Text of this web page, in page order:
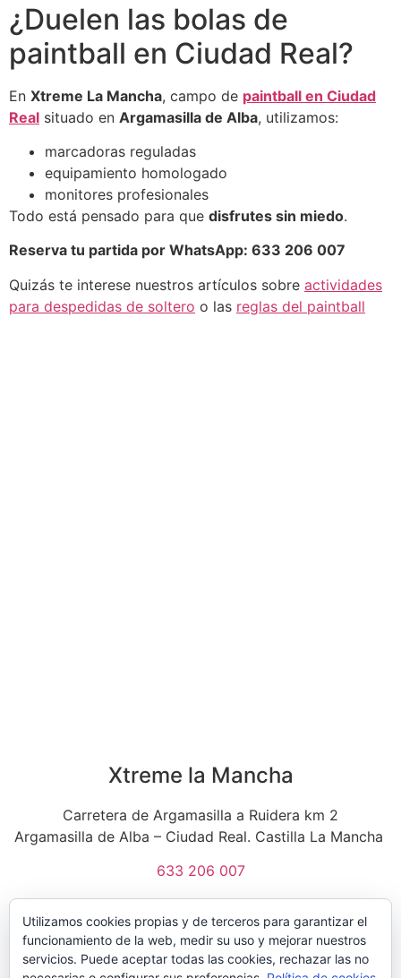
¿Duelen las bolas de
paintball en Ciudad Real?
En Xtreme La Mancha, campo de paintball en Ciudad
Real situado en Argamasilla de Alba, utilizamos:
marcadoras reguladas
equipamiento homologado
monitores profesionales
Todo está pensado para que disfrutes sin miedo.
Reserva tu partida por WhatsApp: 633 206 007
Quizás te interese nuestros artículos sobre actividades
para despedidas de soltero o las reglas del paintball
Xtreme la Mancha
Carretera de Argamasilla a Ruidera km 2
Argamasilla de Alba – Ciudad Real. Castilla La Mancha
633 206 007
Utilizamos cookies propias y de terceros para garantizar el
funcionamiento de la web, medir su uso y mejorar nuestros
servicios. Puede aceptar todas las cookies, rechazar las no